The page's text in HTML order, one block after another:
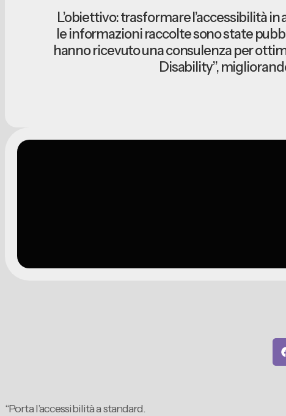
L’obiettivo: trasformare l’accessibilità
le informazioni raccolte sono state
hanno ricevuto una consulenza per
Disability”,
“Porta l’accessibilità a standard.